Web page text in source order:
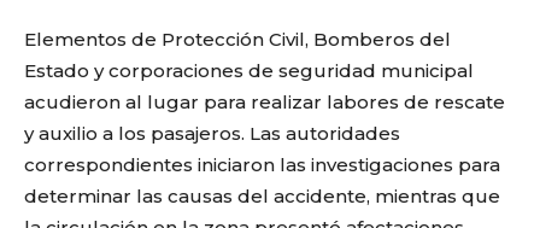
Elementos de Protección Civil, Bomberos del
Estado y corporaciones de seguridad municipal
acudieron al lugar para realizar labores de rescate
y auxilio a los pasajeros. Las autoridades
correspondientes iniciaron las investigaciones para
determinar las causas del accidente, mientras que